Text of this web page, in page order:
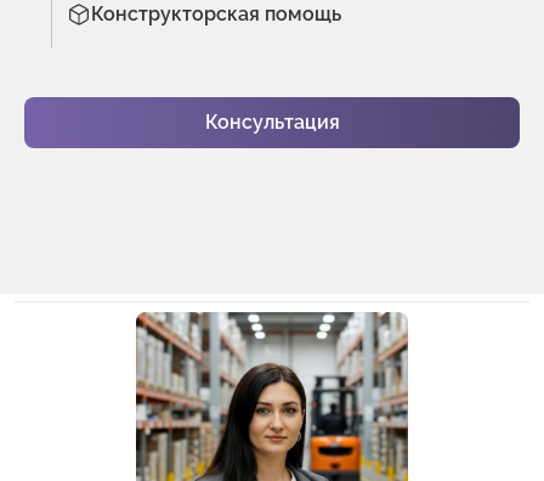
Конструкторская помощь
Консультация